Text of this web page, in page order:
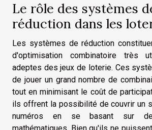
Le rôle des systèmes
réduction dans les
Les systèmes de réduction
d'optimisation combinatoire très
adeptes des jeux de loterie. Ces
de jouer un grand nombre de
tout en minimisant le coût de
ils offrent la possibilité de couvrir un
numéros en se basant sur